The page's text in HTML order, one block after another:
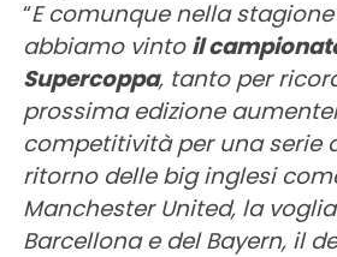
“E comunque nella
abbiamo vinto il
Supercoppa, tanto per
prossima edizione
competitività per una serie
ritorno delle big inglesi
Manchester United, la
Barcellona e del Bayern, il